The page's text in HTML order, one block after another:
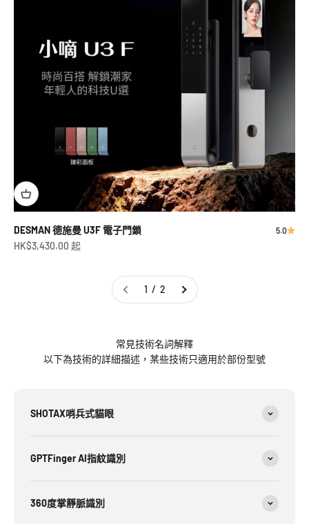
DESMAN 德施曼 U3F 電子門鎖 5.0
促銷價
HK$3,430.00 起
1 / 2
常見技術名詞解釋
以下為技術的詳細描述，某些技術只適用於部份型號
SHOTAX哨兵式貓眼
GPTFinger AI指紋識別
360度掌靜脈識別